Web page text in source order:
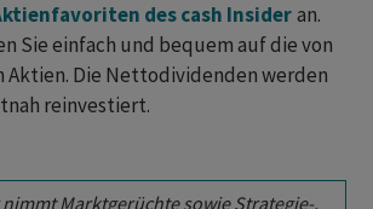
des cash Insideran.
Sie einfach und bequem auf die von
Aktien. Die Nettodividenden werden
reinvestiert.
Marktgerüchte sowie Strategie-,